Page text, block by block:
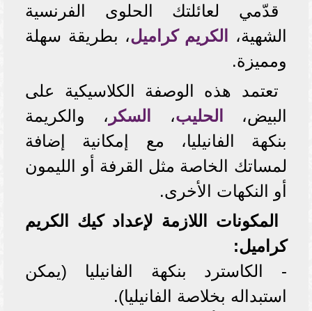
قدّمي لعائلتك الحلوى الفرنسية
الشهية،
الكريم كراميل، بطريقة سهلة
ومميزة.
تعتمد هذه الوصفة الكلاسيكية على
البيض،
الحليب، السكر ، والكريمة
بنكهة الفانيليا، مع إمكانية إضافة
لمساتك الخاصة مثل القرفة أو الليمون
أو النكهات الأخرى.
المكونات اللازمة لإعداد كيك الكريم
كراميل:
- الكاسترد بنكهة الفانيليا (يمكن
استبداله بخلاصة الفانيليا).